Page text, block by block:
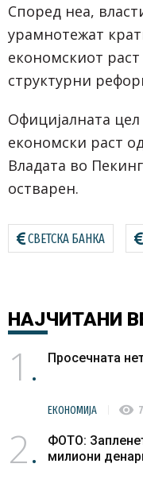
Според неа,
урамнотежат
економскиот
структурни
Официјалната
економски раст
Владата во
остварен.
СВЕТСКА БАНКА
НАЈЧИТАНИ
1 Просечната
ЕКОНОМИЈА visibility
2
ФОТО:
милиони